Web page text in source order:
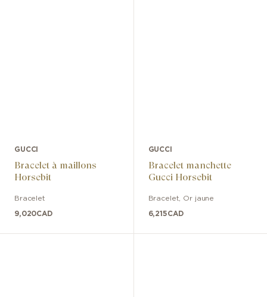
GUCCI
Bracelet à maillons
Horsebit
Bracelet
9,020CAD
GUCCI
Bracelet manchette
Gucci Horsebit
Bracelet Or jaune
6,215CAD